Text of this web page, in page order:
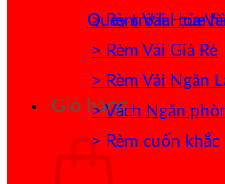
Quay trở lại cửa
Giỏ hàng
> Rèm Vải Hoa
> Rèm Vải Giá Rẻ
> Rèm Vải Ngăn
> Vách Ngăn
> Rèm cuốn khắc